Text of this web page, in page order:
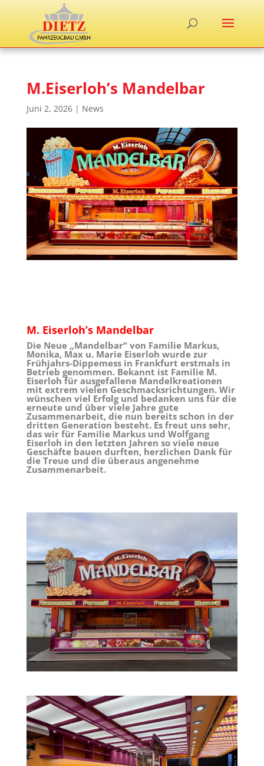
M.Eiserloh’s Mandelbar
Juni 2, 2026| News
M. Eiserloh’s Mandelbar
Die Neue „Mandelbar“ von Familie Markus,
Monika, Max u. Marie Eiserloh wurde zur
Frühjahrs-Dippemess in Frankfurt erstmals in
Betrieb genommen. Bekannt ist Familie M.
Eiserloh für ausgefallene Mandelkreationen
mit extrem vielen Geschmacksrichtungen. Wir
wünschen viel Erfolg und bedanken uns für die
erneute und über viele Jahre gute
Zusammenarbeit, die nun bereits schon in der
dritten Generation besteht. Es freut uns sehr,
das wir für Familie Markus und Wolfgang
Eiserloh in den letzten Jahren so viele neue
Geschäfte bauen durften, herzlichen Dank für
die Treue und die überaus angenehme
Zusammenarbeit.